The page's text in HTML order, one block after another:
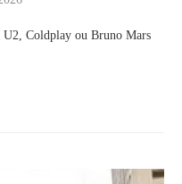
U2, Coldplay ou Bruno Mars